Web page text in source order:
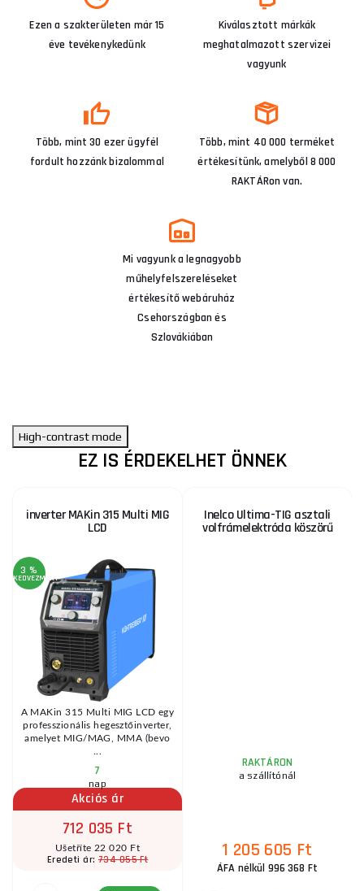
Ezen a szakterületen már 15
éve tevékenykedünk
Kiválasztott márkák
meghatalmazott szervizei
vagyunk
Több, mint 30 ezer ügyfél
fordult hozzánk bizalommal
Több, mint 40 000 terméket
értékesítünk, amelyből 8 000
RAKTÁRon van.
Mi vagyunk a legnagyobb
műhelyfelszereléseket
értékesítő webáruház
Csehországban és
Szlovákiában
High-contrast mode
EZ IS ÉRDEKELHET ÖNNEK
inverter MAKin 315 Multi MIG
LCD
3 %
KEDVEZMÉNY
A MAKin 315 Multi MIG LCD egy
professzionális hegesztőinverter,
amelyet MIG/MAG, MMA (bevo
7
nap
Akciós ár
712 035 Ft
Ušetříte 22 020 Ft
Eredeti ár: 734 055 Ft
Inelco Ultima-TIG asztali
volfrámelektróda köszörű
RAKTÁRON
a szállítónál
1 205 605 Ft
ÁFA nélkül 996 368 Ft